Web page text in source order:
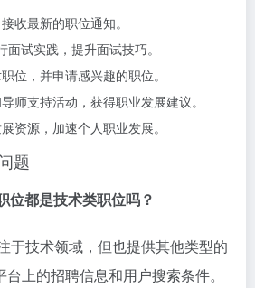
收最新的职位通知。
面试实践，提升面试技巧。
位，并申请感兴趣的职位。
师支持活动，获得职业发展建议。
资源，加速个人职业发展。
题
位都是技术类职位吗？
于技术领域，但也提供其他类型的
上的招聘信息和用户搜索条件。